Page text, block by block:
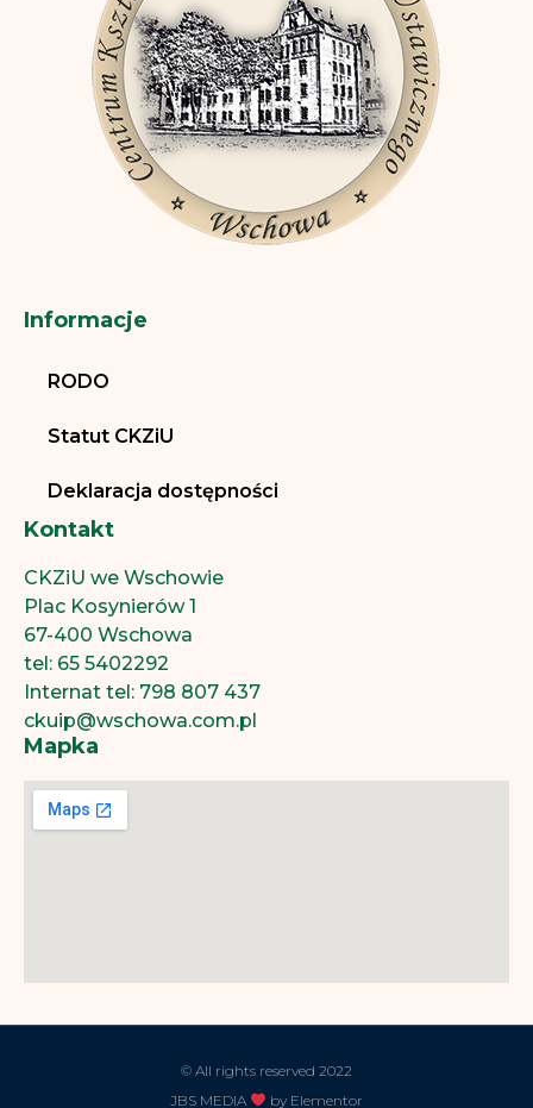
Informacje
RODO
Statut CKZiU
Deklaracja dostępności
Kontakt
CKZiU we Wschowie
Plac Kosynierów 1
67-400 Wschowa
tel: 65 5402292
Internat tel: 798 807 437
ckuip@wschowa.com.pl
Mapka
© All rights reserved 2022
JBS MEDIA
by Elementor